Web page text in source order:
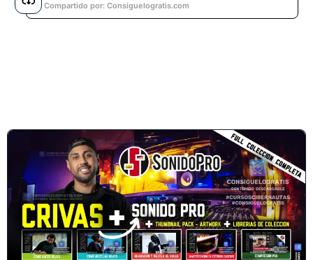
Compartido por: Consiguelogratis.com